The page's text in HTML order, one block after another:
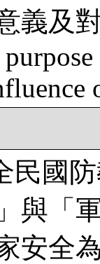
義及
民國
與「
安全